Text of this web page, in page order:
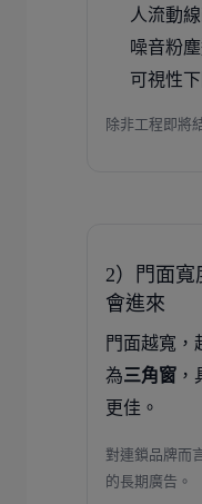
人流動
噪音粉
可視性
除非工程即將
2）門面寬
會進來
門面越寬，
為三角窗
更佳。
對連鎖品牌而
的長期廣告。